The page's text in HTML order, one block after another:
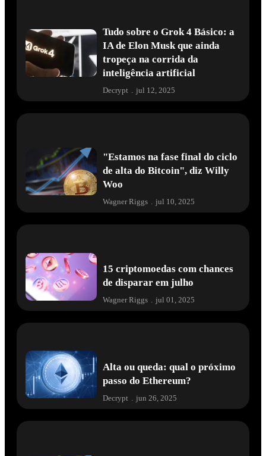
Tudo sobre o Grok 4 Básico: a
IA de Elon Musk que ainda
tropeça na corrida da
inteligência artificial
Decrypt jul 12, 2025
"Estamos na fase final do ciclo
de alta do Bitcoin", diz Willy
Woo
Wagner Riggs . jul 10, 2025
15 criptomoedas com chances
de disparar em julho
Wagner Riggs jul 01, 2025
Alta ou queda: qual o próximo
passo do Ethereum?
Decrypt jun 26, 2025